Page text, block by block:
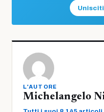
Unisciti
L'AUTORE
Michelangelo